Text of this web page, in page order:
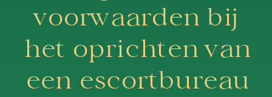
voorwaarden bij
het oprichten van
een escortbureau